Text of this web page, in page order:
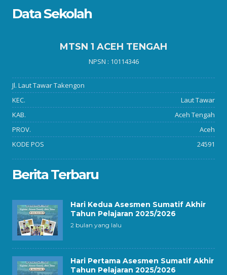
Data Sekolah
MTSN 1 ACEH TENGAH
NPSN : 10114346
Jl. Laut Tawar Takengon
KEC.
Laut Tawar
KAB.
Aceh Tengah
PROV.
Aceh
KODE POS
24591
Berita Terbaru
Hari Kedua Asesmen Sumatif Akhir
Tahun Pelajaran 2025/2026
2 bulan yang lalu
Hari Pertama Asesmen Sumatif Akhir
Tahun Pelajaran 2025/2026